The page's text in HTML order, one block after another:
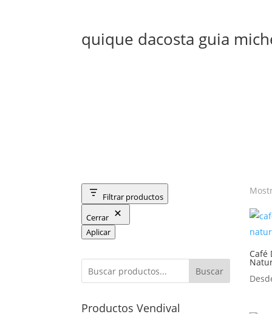
quique dacosta guia
Filtrar productos
Cerrar
Aplicar
Buscar
Productos Vendival
Café